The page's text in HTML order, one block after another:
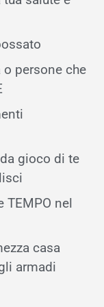
persone che
gioco di te
TEMPO nel
casa
armadi